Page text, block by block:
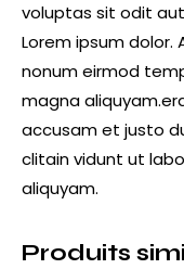
voluptas sit odit
Lorem ipsum dolor.
nonum eirmod
magna
accusam et justo
clitain vidunt ut
aliquyam.
Produits